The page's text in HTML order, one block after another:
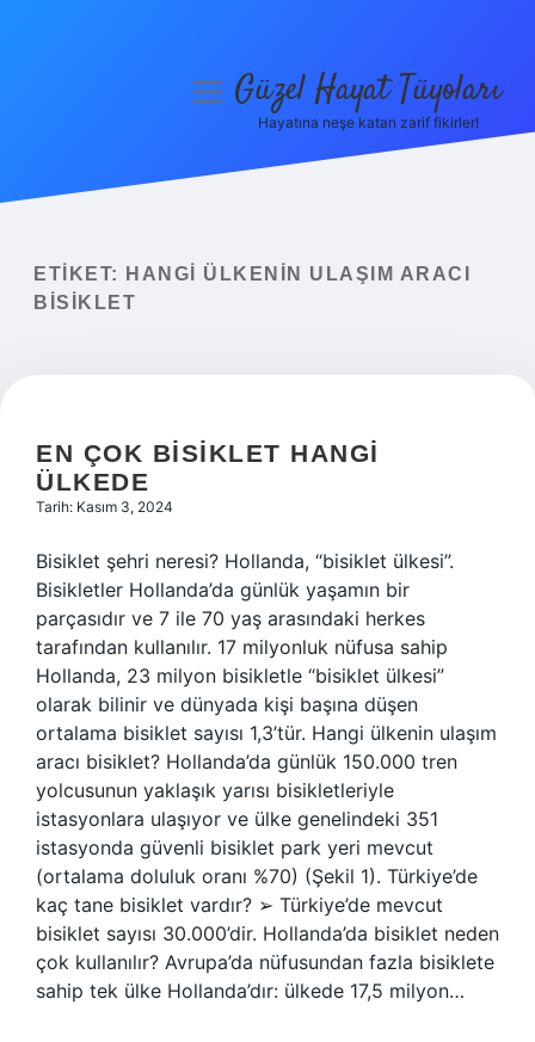
Yasal Uyarı
menüyüGüzel Hayat Tüyoları
Hayatına neşe katan zarif fikirler!
ETIKET:
HANGI ÜLKENIN ULAŞIM ARACI
BISIKLET
EN ÇOK BISIKLET HANGI
ÜLKEDE
Tarih: Kasım 3, 2024
Bisiklet şehri neresi? Hollanda, “bisiklet ülkesi”.
Bisikletler Hollanda’da günlük yaşamın bir
parçasıdır ve 7 ile 70 yaş arasındaki herkes
tarafından kullanılır. 17 milyonluk nüfusa sahip
Hollanda, 23 milyon bisikletle “bisiklet ülkesi”
olarak bilinir ve dünyada kişi başına düşen
ortalama bisiklet sayısı 1,3’tür. Hangi ülkenin ulaşım
aracı bisiklet? Hollanda’da günlük 150.000 tren
yolcusunun yaklaşık yarısı bisikletleriyle
istasyonlara ulaşıyor ve ülke genelindeki 351
istasyonda güvenli bisiklet park yeri mevcut
(ortalama doluluk oranı %70) (Şekil 1). Türkiye’de
kaç tane bisiklet vardır? ➢ Türkiye’de mevcut
bisiklet sayısı 30.000’dir. Hollanda’da bisiklet neden
çok kullanılır? Avrupa’da nüfusundan fazla bisiklete
sahip tek ülke Hollanda’dır: ülkede 17,5 milyon…